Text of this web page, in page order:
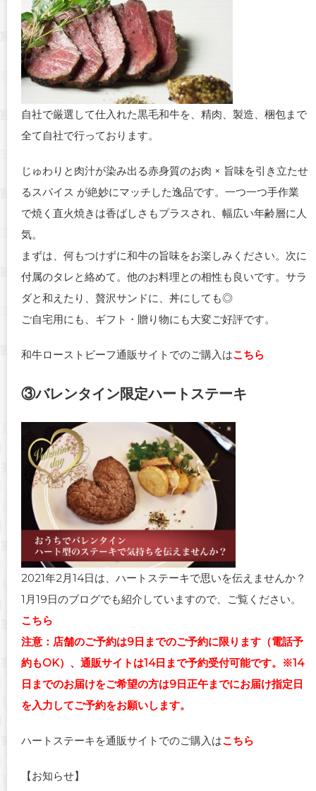
自社で厳選して仕入れた黒毛和牛を、精肉、製造、梱包まで
全て自社で行っております。
じゅわりと肉汁が染み出る赤身質のお肉 × 旨味を引き立たせ
るスパイス が絶妙にマッチした逸品です。一つ一つ手作業
で焼く直火焼きは香ばしさもプラスされ、幅広い年齢層に人
気。
まずは、何もつけずに和牛の旨味をお楽しみください。次に
付属のタレと絡めて。他のお料理との相性も良いです。サラ
ダと和えたり、贅沢サンドに、丼にしても◎
ご自宅用にも、ギフト・贈り物にも大変ご好評です。
和牛ローストビーフ通販サイトでのご購入はこちら
③バレンタイン限定ハートステーキ
2021年2月14日は、ハートステーキで思いを伝えませんか？
1月19日のブログでも紹介していますので、ご覧ください。
こちら
注意：店舗のご予約は9日までのご予約に限ります（電話予
約もOK）、通販サイトは14日まで予約受付可能です。※14
日までのお届けをご希望の方は9日正午までにお届け指定日
を入力してご予約をお願いします。
ハートステーキを通販サイトでのご購入はこちら
【お知らせ】